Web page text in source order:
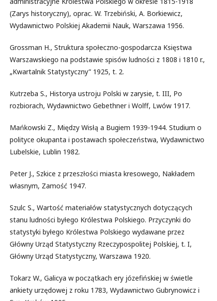
(Zarys historyczny), oprac. W. Trzebiński, A. Borkiewicz,
Wydawnictwo Polskiej Akademii Nauk, Warszawa 1956.
Grossman H., Struktura społeczno-gospodarcza Księstwa
Warszawskiego na podstawie spisów ludności z 1808 i 1810 r.,
„Kwartalnik Statystyczny” 1925, t. 2.
Kutrzeba S., Historya ustroju Polski w zarysie, t. III, Po
rozbiorach, Wydawnictwo Gebethner i Wolff, Lwów 1917.
Mańkowski Z., Między Wisłą a Bugiem 1939-1944. Studium o
polityce okupanta i postawach społeczeństwa, Wydawnictwo
Lubelskie, Lublin 1982.
Peter J., Szkice z przeszłości miasta kresowego, Nakładem
własnym, Zamość 1947.
Szulc S., Wartość materiałów statystycznych dotyczących
stanu ludności byłego Królestwa Polskiego. Przyczynki do
statystyki byłego Królestwa Polskiego wydawane przez
Główny Urząd Statystyczny Rzeczypospolitej Polskiej, t. I,
Główny Urząd Statystyczny, Warszawa 1920.
Tokarz W., Galicya w początkach ery józefińskiej w świetle
ankiety urzędowej z roku 1783, Wydawnictwo Gubrynowicz i